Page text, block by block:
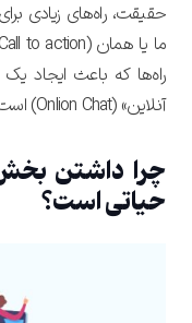
حقیقت، راه‌های زیادی
راه‌ها که باعث ایجاد
آنلاین» (Onlion Chat) است.
چرا داشتن
حیاتی است؟